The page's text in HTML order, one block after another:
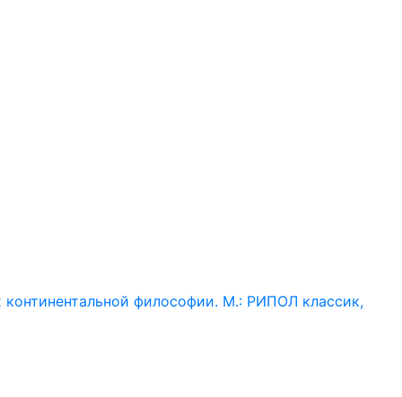
философии. М.: РИПОЛ классик,